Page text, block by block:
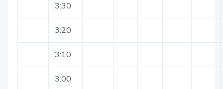
3:30
3:20
3:10
3:00